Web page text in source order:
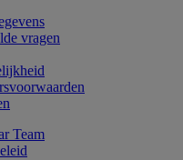
vragen
Team